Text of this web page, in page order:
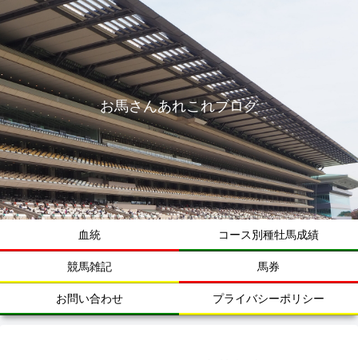
お馬さんあれこれブログ
血統 コース別種牡馬成績
競馬雑記 馬券
お問い合わせ プライバシーポリシー